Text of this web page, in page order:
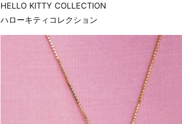
HELLO KITTY COLLECTION
ハローキティコレクション